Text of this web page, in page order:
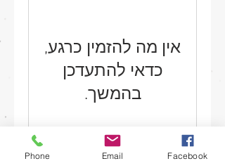
אין מה להזמין כרגע,
כדאי להתעדכן
בהמשך.
Phone Email Facebook